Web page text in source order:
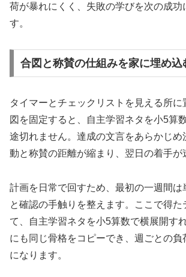
荷が暴れにくく、失敗の学びを次の成功
す。
合図と称賛の仕組みを家に埋め込
タイマーとチェックリストを見える所に
図を固定すると、自主学習ネタを小5算
途切れません。達成の文言をあらかじめ
動と称賛の距離が縮まり、翌日の着手が
計画を日常で回すため、最初の一週間は
と確認の手触りを整えます。ここで得た
て、自主学習ネタを小5算数で横展開す
にも同じ骨格をコピーでき、週ごとの負
になります。